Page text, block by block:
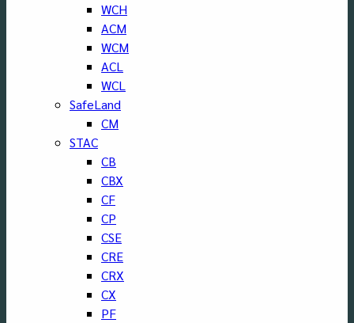
WCH
ACM
WCM
ACL
WCL
SafeLand
CM
STAC
CB
CBX
CF
CP
CSE
CRE
CRX
CX
PF